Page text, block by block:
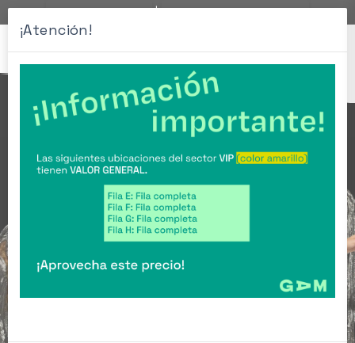
Home Boletería GAM|Contacto: Boleteria@gam.cl
¡Atención!